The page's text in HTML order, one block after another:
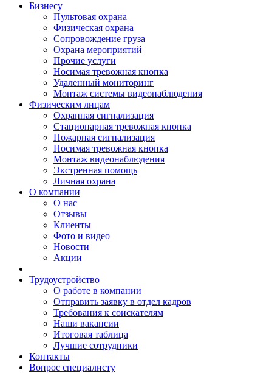
Бизнесу
Пультовая охрана
Физическая охрана
Сопровождение груза
Охрана мероприятий
Прочие услуги
Носимая тревожная кнопка
Удаленный мониторинг
Монтаж системы видеонаблюдения
Физическим лицам
Охранная сигнализация
Стационарная тревожная кнопка
Пожарная сигнализация
Носимая тревожная кнопка
Монтаж видеонаблюдения
Экстренная помощь
Личная охрана
О компании
О нас
Отзывы
Клиенты
Фото и видео
Новости
Акции
Трудоустройство
О работе в компании
Отправить заявку в отдел кадров
Требования к соискателям
Наши вакансии
Итоговая таблица
Лучшие сотрудники
Контакты
Вопрос специалисту